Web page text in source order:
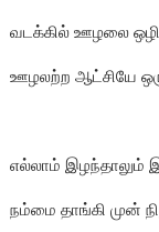
வடக்கில் ஊழலை
ஊழலற்ற ஆட்சியே
எல்லாம் இழந்தாலும்
நம்மை தாங்கி முன்